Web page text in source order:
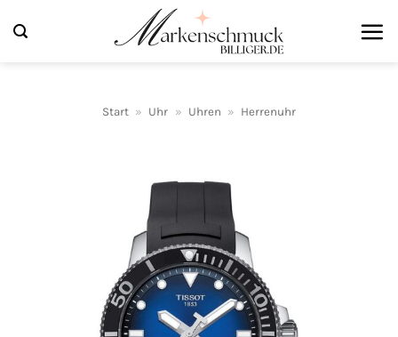
Inhalt
Start » Uhr » Uhren » Herrenuhr